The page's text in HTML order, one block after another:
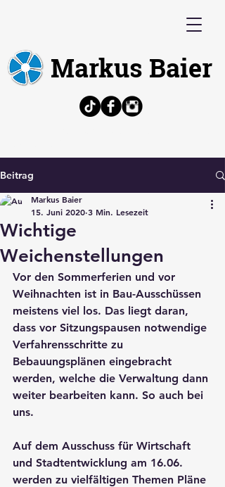
Markus Baier
Beitrag
Wichtige
Weichenstellungen
Markus Baier
15. Juni 2020 3 Min. Lesezeit
Vor den Sommerferien und vor
Weihnachten ist in Bau-Ausschüssen
meistens viel los. Das liegt daran,
dass vor Sitzungspausen notwendige
Verfahrensschritte zu
Bebauungsplänen eingebracht
werden, welche die Verwaltung dann
weiter bearbeiten kann. So auch bei
uns.
Auf dem Ausschuss für Wirtschaft
und Stadtentwicklung am 16.06.
werden zu vielfältigen Themen Pläne